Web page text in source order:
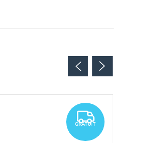
GRATUIT
GRATUIT